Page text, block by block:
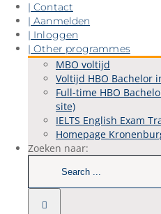
| Contact
| Aanmelden
| Inloggen
| Other programmes
MBO voltijd
Voltijd HBO Bachelor
Full-time HBO
site)
IELTS English Exam
Homepage
Zoeken naar: